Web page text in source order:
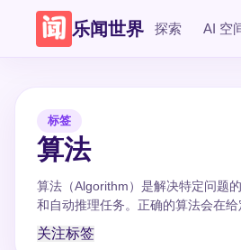
乐闻世界 探索 AI 空
标签
算法
算法（Algorithm）是解决特定问题
和自动推理任务。正确的算法会在
关注标签